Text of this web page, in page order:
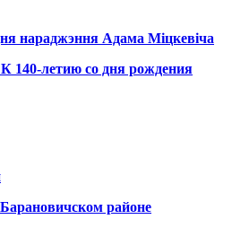
нараджэння Адама Міцкевіча
140-летию со дня рождения
районе